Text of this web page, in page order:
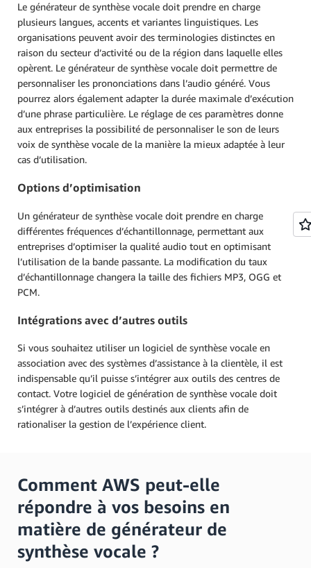
Le générateur de synthèse vocale doit prendre en charge
plusieurs langues, accents et variantes linguistiques. Les
organisations peuvent avoir des terminologies distinctes en
raison du secteur d’activité ou de la région dans laquelle elles
opèrent. Le générateur de synthèse vocale doit permettre de
personnaliser les prononciations dans l’audio généré. Vous
pourrez alors également adapter la durée maximale d’exécution
d’une phrase particulière. Le réglage de ces paramètres donne
aux entreprises la possibilité de personnaliser le son de leurs
voix de synthèse vocale de la manière la mieux adaptée à leur
cas d’utilisation.
Options d’optimisation
Un générateur de synthèse vocale doit prendre en charge
différentes fréquences d’échantillonnage, permettant aux
entreprises d’optimiser la qualité audio tout en optimisant
l’utilisation de la bande passante. La modification du taux
d’échantillonnage changera la taille des fichiers MP3, OGG et
PCM.
Intégrations avec d’autres outils
Si vous souhaitez utiliser un logiciel de synthèse vocale en
association avec des systèmes d’assistance à la clientèle, il est
indispensable qu’il puisse s’intégrer aux outils des centres de
contact. Votre logiciel de génération de synthèse vocale doit
s’intégrer à d’autres outils destinés aux clients afin de
rationaliser la gestion de l’expérience client.
Comment AWS peut-elle
répondre à vos besoins en
matière de générateur de
synthèse vocale ?